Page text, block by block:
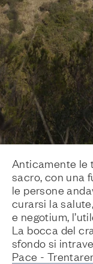
Anticamente le
sacro, con una
le persone
curarsi la
e negotium,
La bocca del
sfondo si
Pace -